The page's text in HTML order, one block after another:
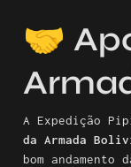
🤝
A Expedição
da Armada
bom